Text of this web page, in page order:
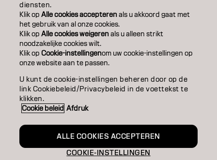
CONTACT
ColofonPrivacyverklaringCookiebeleid
GebruiksvoorwaardenToegankelijkheidsverklaring
BE | Dutch
Goldwell is part of
diensten.
Klik opAlle cookies accepterenals u akkoord gaat met
het gebruik van al onze cookies.
Klik opAlle cookies weigerenals u alleen strikt
noodzakelijke cookies wilt.
Klik opCookie-instellingenom uw cookie-instellingen op
onze website aan te passen.
U kunt de cookie-instellingen beheren door op de
link Cookiebeleid/Privacybeleid in de voettekst te
klikken.
Cookie beleid Afdruk
COOKIE-INSTELLINGEN
ALLE COOKIES ACCEPTEREN